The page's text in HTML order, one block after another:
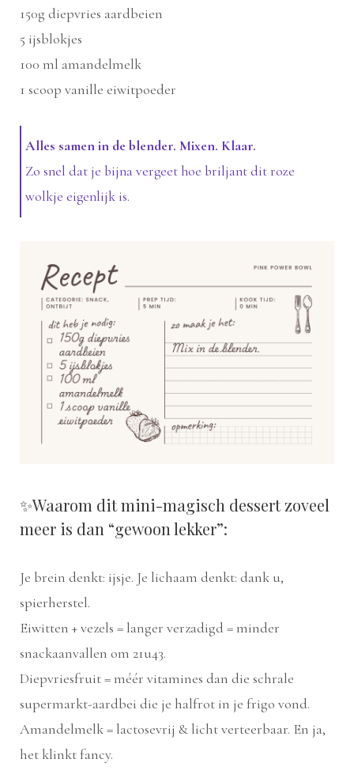
150g diepvries aardbeien
5 ijsblokjes
100 ml amandelmelk
1 scoop vanille eiwitpoeder
Alles samen in de blender. Mixen. Klaar.
Zo snel dat je bijna vergeet hoe briljant dit roze
wolkje eigenlijk is.
✨Waarom dit mini-magisch dessert zoveel
meer is dan “gewoon lekker”:
Je brein denkt: ijsje. Je lichaam denkt: dank u,
spierherstel.
Eiwitten + vezels = langer verzadigd = minder
snackaanvallen om 21u43.
Diepvriesfruit = méér vitamines dan die schrale
supermarkt-aardbei die je halfrot in je frigo vond.
Amandelmelk = lactosevrij & licht verteerbaar. En ja,
het klinkt fancy.